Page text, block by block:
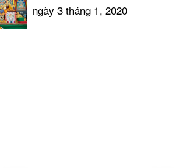
ngày 3 tháng 1, 2020